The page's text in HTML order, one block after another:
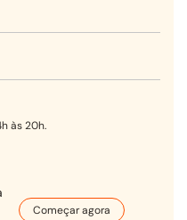
às 20h.
Começar agora